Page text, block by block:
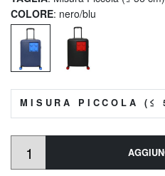
COLORE: nero/blu
MISURA PICCOLA (≤